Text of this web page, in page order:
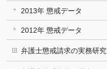
2013年 懲戒データ
2012年 懲戒データ
弁護士懲戒請求の実務研究